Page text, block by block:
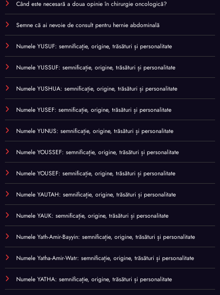
Când este necesară a doua opinie în chirurgie oncologică?
Semne că ai nevoie de consult pentru hernie abdominală
Numele YUSUF: semnificație, origine, trăsături și personalitate
Numele YUSSUF: semnificație, origine, trăsături și personalitate
Numele YUSHUA: semnificație, origine, trăsături și personalitate
Numele YUSEF: semnificație, origine, trăsături și personalitate
Numele YUNUS: semnificație, origine, trăsături și personalitate
Numele YOUSSEF: semnificație, origine, trăsături și personalitate
Numele YOUSEF: semnificație, origine, trăsături și personalitate
Numele YAUTAH: semnificație, origine, trăsături și personalitate
Numele YAUK: semnificație, origine, trăsături și personalitate
Numele Yath-Amir-Bayyin: semnificație, origine, trăsături și personalitate
Numele Yatha-Amir-Watr: semnificație, origine, trăsături și personalitate
Numele YATHA: semnificație, origine, trăsături și personalitate